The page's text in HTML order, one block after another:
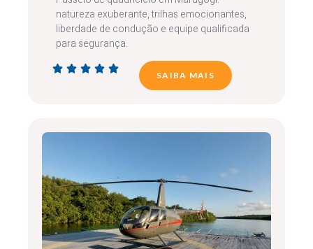
natureza exuberante, trilhas emocionantes,
liberdade de condução e equipe qualificada
para segurança.
    
SAIBA MAIS